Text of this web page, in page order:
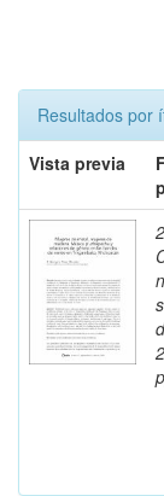
Resultados por
Vista previa